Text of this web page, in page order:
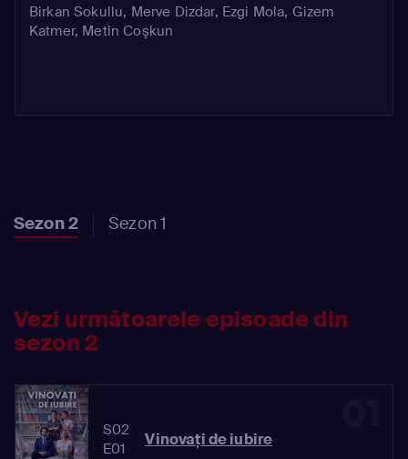
Birkan Sokullu, Merve Dizdar, Ezgi Mola, Gizem
Katmer, Metin Coşkun
Sezon 2 Sezon 1
Vezi următoarele episoade din
sezon 2
S02
E01
Vinovaţi de iubire